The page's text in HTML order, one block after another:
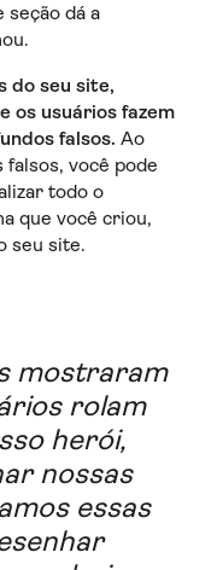
seção dá a
do seu site,
os usuários fazem
falsos. Ao
você pode
todo o
que você criou,
seu site.
mostraram
rolam
herói,
nossas
essas